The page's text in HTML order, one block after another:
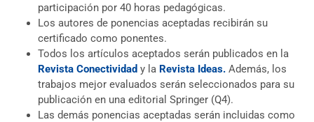
participación por 40 horas pedagógicas.
Los autores de ponencias aceptadas recibirán su
certificado como ponentes.
Todos los artículos aceptados serán publicados en la
Revista Conectividad y la Revista Ideas. Además, los
trabajos mejor evaluados serán seleccionados para su
publicación en una editorial Springer (Q4).
Las demás ponencias aceptadas serán incluidas como